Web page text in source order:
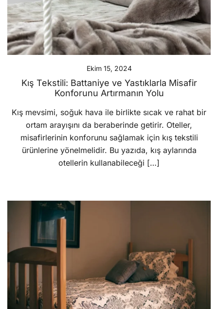
Ekim 15, 2024
Kış Tekstili: Battaniye ve Yastıklarla Misafir
Konforunu Artırmanın Yolu
Kış mevsimi, soğuk hava ile birlikte sıcak ve rahat bir
ortam arayışını da beraberinde getirir. Oteller,
misafirlerinin konforunu sağlamak için kış tekstili
ürünlerine yönelmelidir. Bu yazıda, kış aylarında
otellerin kullanabileceği […]